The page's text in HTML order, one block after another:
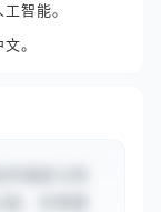
智能。
。